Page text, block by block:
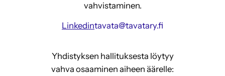
vahvistaminen.
Linkedintavata@tavatary.fi
Yhdistyksen hallituksesta löytyy
vahva osaaminen aiheen äärelle: